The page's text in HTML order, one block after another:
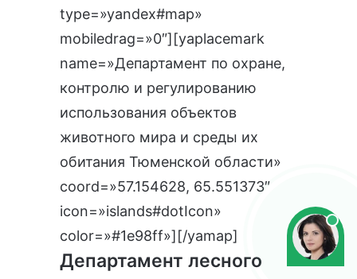
type=»yandex#map»
mobiledrag=»0″][yaplacemark
name=»Департамент по охране,
контролю и регулированию
использования объектов
животного мира и среды их
обитания Тюменской области»
coord=»57.154628, 65.551373″
icon=»islands#dotIcon»
color=»#1e98ff»][/yamap]
Департамент лесного